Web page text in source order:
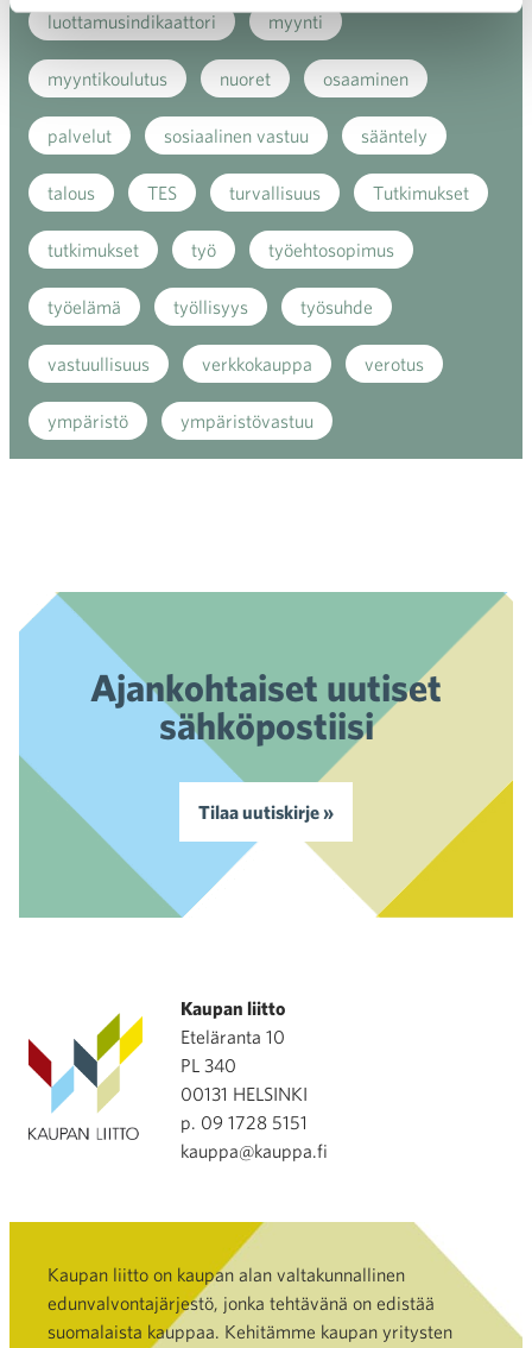
luottamusindikaattori myynti
myyntikoulutus nuoret osaaminen
palvelut sosiaalinen vastuu sääntely
talous TES turvallisuus Tutkimukset
tutkimukset työ työehtosopimus
työelämä työllisyys työsuhde
vastuullisuus verkkokauppa verotus
ympäristö ympäristövastuu
Ajankohtaiset uutiset
sähköpostiisi
Tilaa uutiskirje »
Kaupan liitto
Eteläranta 10
PL 340
00131 HELSINKI
p. 09 1728 5151
kauppa@kauppa.fi
Kaupan liitto on kaupan alan valtakunnallinen
edunvalvontajärjestö, jonka tehtävänä on edistää
suomalaista kauppaa. Kehitämme kaupan yritysten